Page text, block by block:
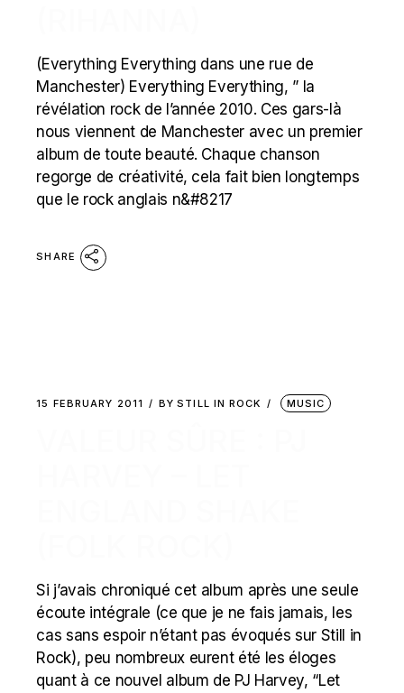
(Everything Everything dans une rue de
Manchester) Everything Everything, ” la
révélation rock de l’année 2010. Ces gars-là
nous viennent de Manchester avec un premier
album de toute beauté. Chaque chanson
regorge de créativité, cela fait bien longtemps
que le rock anglais n&#8217
SHARE
15 FEBRUARY 2011 BY STILL IN ROCK MUSIC
Si j’avais chroniqué cet album après une seule
écoute intégrale (ce que je ne fais jamais, les
cas sans espoir n’étant pas évoqués sur Still in
Rock), peu nombreux eurent été les éloges
quant à ce nouvel album de PJ Harvey, “Let